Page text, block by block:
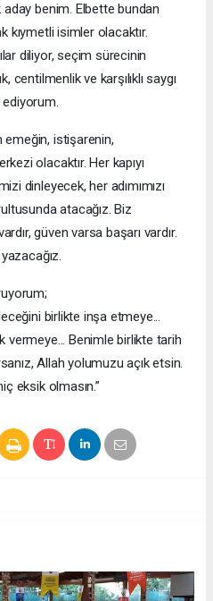
aday benim. Elbette bundan
kıymetli isimler olacaktır.
diliyor, seçim sürecinin
centilmenlik ve karşılıklı saygı
emeğin, istişarenin,
olacaktır. Her kapıyı
dinleyecek, her adımımızı
atacağız. Biz
güven varsa başarı vardır.
birlikte inşa etmeye...
vermeye... Benimle birlikte tarih
Allah yolumuzu açık etsin.
eksik olmasın.”